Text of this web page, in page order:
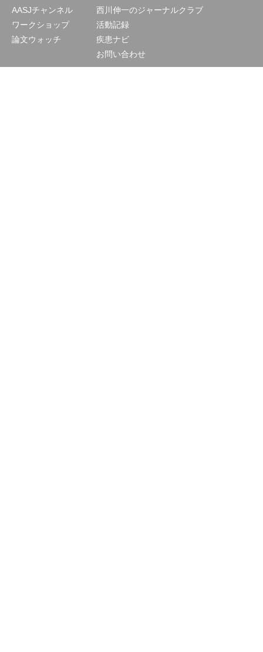
AASJチャンネル
ワークショップ
論文ウォッチ
西川伸一のジャーナルクラブ
活動記録
疾患ナビ
お問い合わせ